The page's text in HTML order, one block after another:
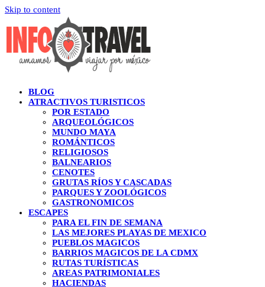
Skip to content
BLOG
ATRACTIVOS TURISTICOS
POR ESTADO
ARQUEOLÓGICOS
MUNDO MAYA
ROMÁNTICOS
RELIGIOSOS
BALNEARIOS
CENOTES
GRUTAS RÍOS Y CASCADAS
PARQUES Y ZOOLÓGICOS
GASTRONOMICOS
ESCAPES
PARA EL FIN DE SEMANA
LAS MEJORES PLAYAS DE MEXICO
PUEBLOS MAGICOS
BARRIOS MAGICOS DE LA CDMX
RUTAS TURÍSTICAS
AREAS PATRIMONIALES
HACIENDAS